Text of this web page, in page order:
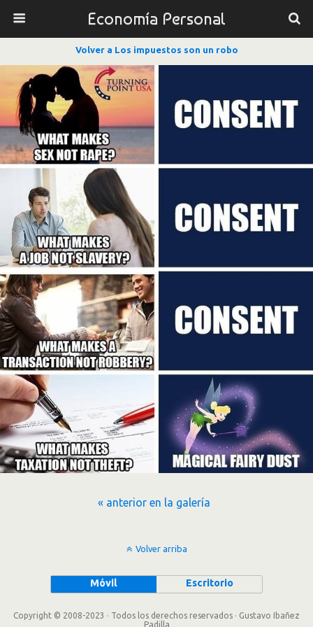
Economía Personal
Volver a Los impuestos son un robo
« anterior en la galería
Volver arriba
Móvil Escritorio
Copyright © 2008-2023 · Todos los derechos reservados · Gustavo Ibañez
Padilla